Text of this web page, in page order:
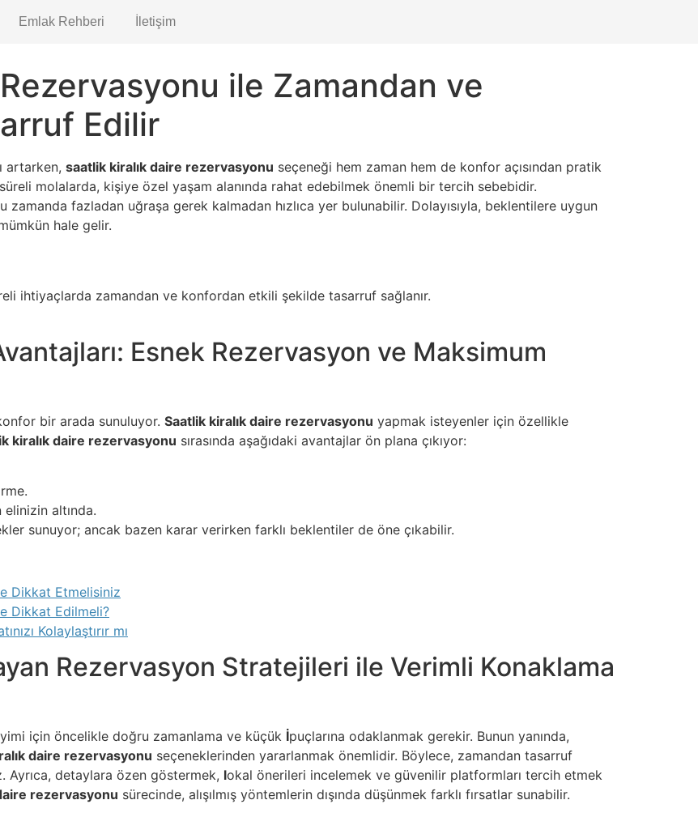
Emlak Rehberi İletişim
ile Zamandan ve
Edilir
artarken, saatlik kiralık daire rezervasyonu seçeneği hem zaman hem de konfor açısından pratik
molalarda, kişiye özel yaşam alanında rahat edebilmek önemli bir tercih sebebidir.
zamanda fazladan uğraşa gerek kalmadan hızlıca yer bulunabilir. Dolayısıyla, beklentilere uygun
hale gelir.
ihtiyaçlarda zamandan ve konfordan etkili şekilde tasarruf sağlanır.
Esnek Rezervasyon ve Maksimum
bir arada sunuluyor. Saatlik kiralık daire rezervasyonu yapmak isteyenler için özellikle
kiralık daire rezervasyonu sırasında aşağıdaki avantajlar ön plana çıkıyor:
altında.
sunuyor; ancak bazen karar verirken farklı beklentiler de öne çıkabilir.
Dikkat Etmelisiniz
Dikkat Edilmeli?
Kolaylaştırır mı
Rezervasyon Stratejileri ile Verimli Konaklama
için öncelikle doğru zamanlama ve küçük İpuçlarına odaklanmak gerekir. Bunun yanında,
daire rezervasyonu seçeneklerinden yararlanmak önemlidir. Böylece, zamandan tasarruf
Ayrıca, detaylara özen göstermek, lokal önerileri incelemek ve güvenilir platformları tercih etmek
rezervasyonu sürecinde, alışılmış yöntemlerin dışında düşünmek farklı fırsatlar sunabilir.